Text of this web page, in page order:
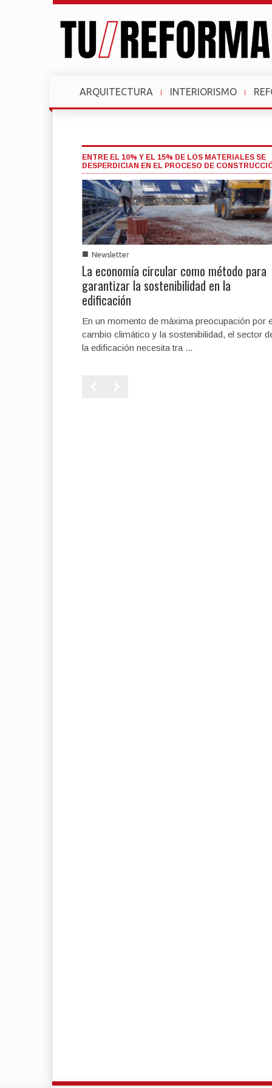
ARQUITECTURA INTERIORISMO
ENTRE EL 10% Y EL 15% DE LOS MATERIALES SE
DESPERDICIAN EN EL PROCESO DE
■ Newsletter
La economía circular como método para
garantizar la sostenibilidad en la
edificación
En un momento de máxima preocupación por
cambio climático y la sostenibilidad, el sector
la edificación necesita tra ...